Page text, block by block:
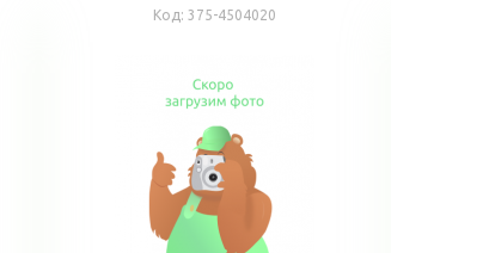
Код: 375-4504020